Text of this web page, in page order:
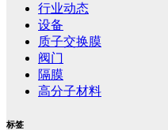
行业动态
设备
质子交换膜
阀门
隔膜
高分子材料
标签